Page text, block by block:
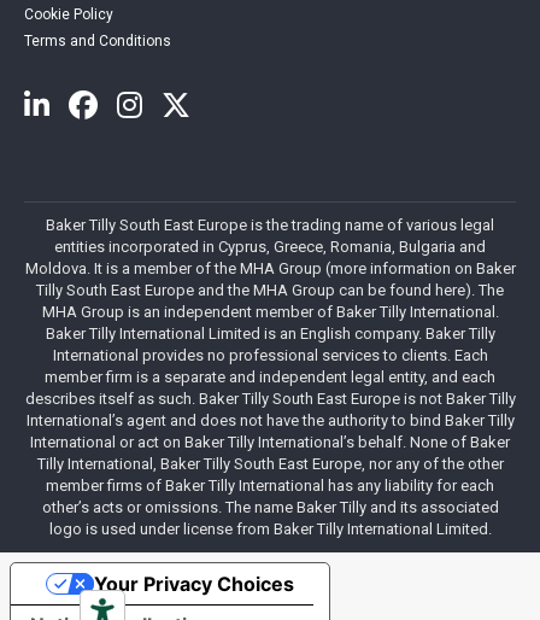
Cookie Policy
Terms and Conditions
Baker Tilly South East Europe is the trading name of various legal
entities incorporated in Cyprus, Greece, Romania, Bulgaria and
Moldova. It is a member of the MHA Group (more information on Baker
Tilly South East Europe and the MHA Group can be found here). The
MHA Group is an independent member of Baker Tilly International.
Baker Tilly International Limited is an English company. Baker Tilly
International provides no professional services to clients. Each
member firm is a separate and independent legal entity, and each
describes itself as such. Baker Tilly South East Europe is not Baker Tilly
International’s agent and does not have the authority to bind Baker Tilly
International or act on Baker Tilly International’s behalf. None of Baker
Tilly International, Baker Tilly South East Europe, nor any of the other
member firms of Baker Tilly International has any liability for each
other’s acts or omissions. The name Baker Tilly and its associated
logo is used under license from Baker Tilly International Limited.
Your Privacy Choices